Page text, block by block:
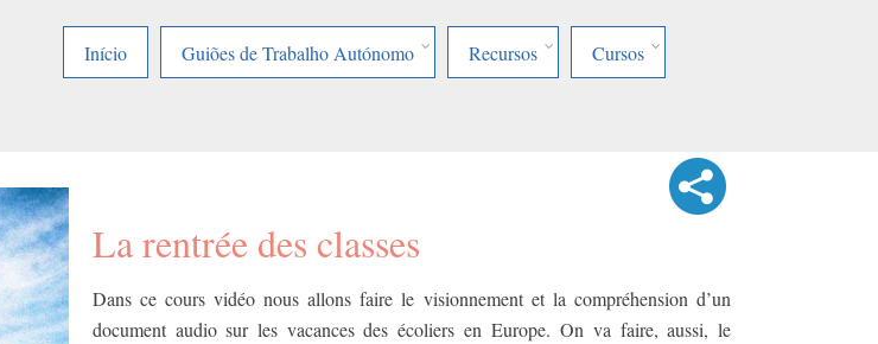
Início
Guiões de Trabalho Autónomo Recursos Cursos
La rentrée des classes
Dans ce cours vidéo nous allons faire le visionnement et la compréhension d’un
document audio sur les vacances des écoliers en Europe.​ On va faire, aussi, le